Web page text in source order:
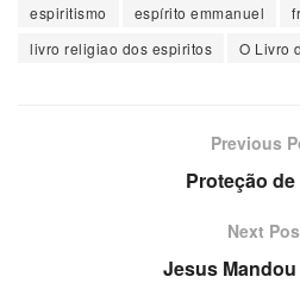
espiritismo
espírito emmanuel
livro religiao dos espiritos
O Livro
Previous
Proteção
Next
Jesus